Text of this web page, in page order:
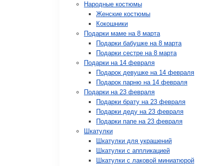
Народные костюмы
Женские костюмы
Кокошники
Подарки маме на 8 марта
Подарки бабушке на 8 марта
Подарки сестре на 8 марта
Подарки на 14 февраля
Подарок девушке на 14 февраля
Подарок парню на 14 февраля
Подарки на 23 февраля
Подарки брату на 23 февраля
Подарки деду на 23 февраля
Подарки папе на 23 февраля
Шкатулки
Шкатулки для украшений
Шкатулки с аппликацией
Шкатулки с лаковой миниатюрой